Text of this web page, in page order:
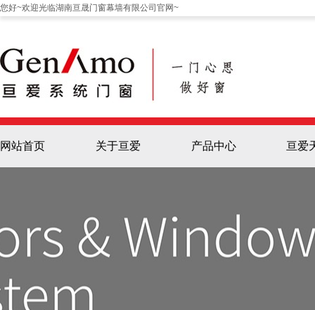
您好~欢迎光临湖南亘晟门窗幕墙有限公司官网~
网站首页 关于亘爱 产品中心 亘爱